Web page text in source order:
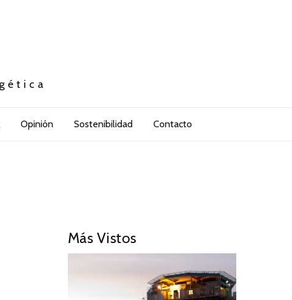
Opinión Sostenibilidad Contacto
Más Vistos